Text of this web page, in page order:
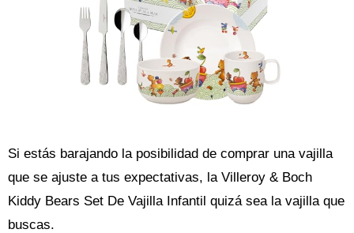
Si estás barajando la posibilidad de comprar una vajilla
que se ajuste a tus expectativas, la Villeroy & Boch
Kiddy Bears Set De Vajilla Infantil quizá sea la vajilla que
buscas.